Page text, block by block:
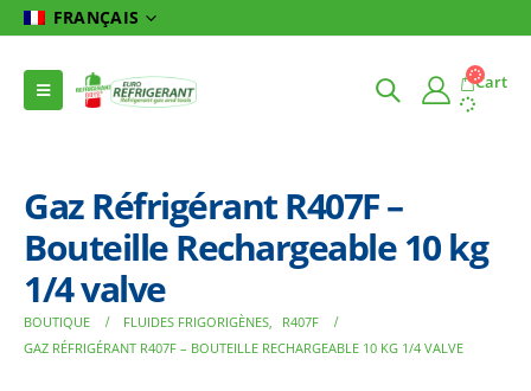
FRANÇAIS
Cart
Gaz Réfrigérant R407F –
Bouteille Rechargeable 10 kg
1/4 valve
BOUTIQUE FLUIDES FRIGORIGÈNES,
R407F
GAZ RÉFRIGÉRANT R407F – BOUTEILLE RECHARGEABLE 10 KG 1/4 VALVE